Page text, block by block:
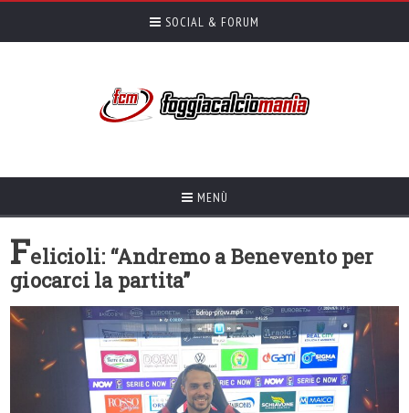
SOCIAL & FORUM
MENÙ
Felicioli: “Andremo a Benevento per
giocarci la partita”